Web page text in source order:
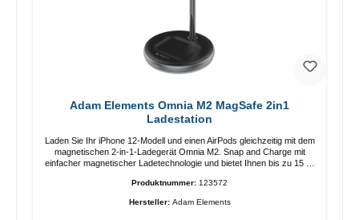
Adam Elements Omnia M2 MagSafe 2in1
Ladestation
Laden Sie Ihr iPhone 12-Modell und einen AirPods gleichzeitig mit dem
magnetischen 2-in-1-Ladegerät Omnia M2. Snap and Charge mit
einfacher magnetischer Ladetechnologie und bietet Ihnen bis zu 15 W
ermöglicht das Design mit einstellbarem Ladewinkel eine einfache
Anpassung der Ladeposition für das iPhone 12 für das beste Erlebnis.
Produktnummer: 123572
Hersteller: Adam Elements